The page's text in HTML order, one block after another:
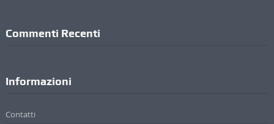
Commenti Recenti
Informazioni
Contatti